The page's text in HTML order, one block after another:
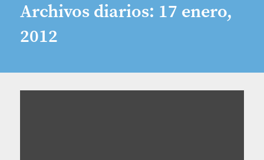
Archivos diarios: 17 enero,
2012